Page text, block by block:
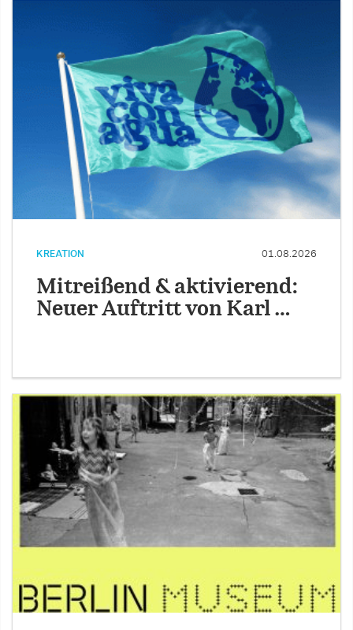
KREATION 01.08.2026
Mitreißend & aktivierend:
Neuer Auftritt von Karl …